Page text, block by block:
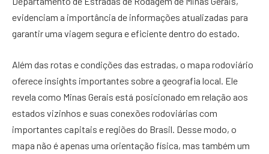
evidenciam a importância de informações atualizadas para
garantir uma viagem segura e eficiente dentro do estado.
Além das rotas e condições das estradas, o mapa rodoviário
oferece insights importantes sobre a geografia local. Ele
revela como Minas Gerais está posicionado em relação aos
estados vizinhos e suas conexões rodoviárias com
importantes capitais e regiões do Brasil. Desse modo, o
mapa não é apenas uma orientação física, mas também um